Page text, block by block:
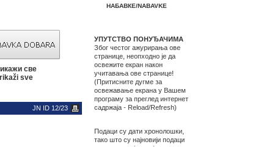
све
sve
JN ID 12/23
НАБАВКЕ/NABAVKE
УПУТСТВО ПОНУЂАЧИМА
Због честог ажурирања ове
странице, неопходно је да
освежите екран након
учитавања ове странице!
(Притисните дугме за
освежавање екрана у Вашем
програму за преглед интернет
садржаја - Reload/Refresh)
Подаци су дати хронолошки,
тако што су најновији подаци